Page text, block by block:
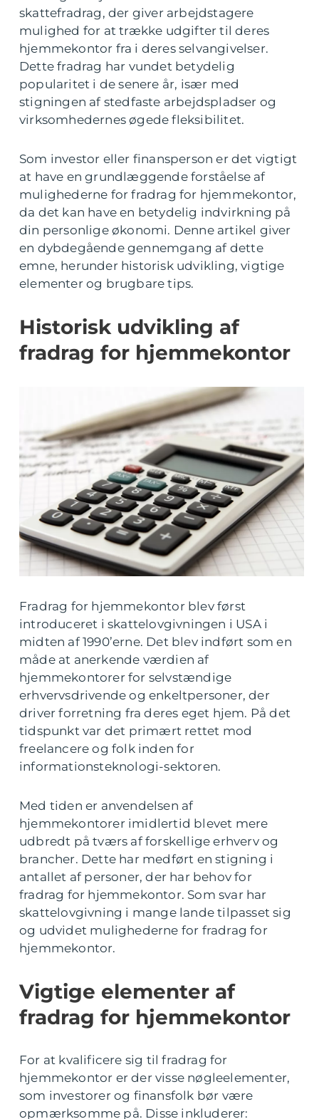
skattefradrag, der giver arbejdstagere
mulighed for at trække udgifter til deres
hjemmekontor fra i deres selvangivelser.
Dette fradrag har vundet betydelig
popularitet i de senere år, især med
stigningen af stedfaste arbejdspladser og
virksomhedernes øgede fleksibilitet.
Som investor eller finansperson er det vigtigt
at have en grundlæggende forståelse af
mulighederne for fradrag for hjemmekontor,
da det kan have en betydelig indvirkning på
din personlige økonomi. Denne artikel giver
en dybdegående gennemgang af dette
emne, herunder historisk udvikling, vigtige
elementer og brugbare tips.
Historisk udvikling af
fradrag for hjemmekontor
Fradrag for hjemmekontor blev først
introduceret i skattelovgivningen i USA i
midten af 1990’erne. Det blev indført som en
måde at anerkende værdien af
hjemmekontorer for selvstændige
erhvervsdrivende og enkeltpersoner, der
driver forretning fra deres eget hjem. På det
tidspunkt var det primært rettet mod
freelancere og folk inden for
informationsteknologi-sektoren.
Med tiden er anvendelsen af
hjemmekontorer imidlertid blevet mere
udbredt på tværs af forskellige erhverv og
brancher. Dette har medført en stigning i
antallet af personer, der har behov for
fradrag for hjemmekontor. Som svar har
skattelovgivning i mange lande tilpasset sig
og udvidet mulighederne for fradrag for
hjemmekontor.
Vigtige elementer af
fradrag for hjemmekontor
For at kvalificere sig til fradrag for
hjemmekontor er der visse nøgleelementer,
som investorer og finansfolk bør være
opmærksomme på. Disse inkluderer: